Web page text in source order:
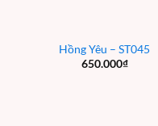
Hồng Yêu – ST045
650.000₫